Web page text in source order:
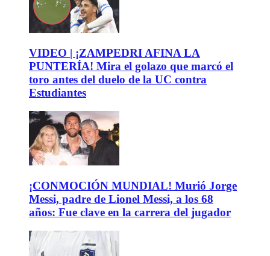
VIDEO | ¡ZAMPEDRI AFINA LA
PUNTERÍA! Mira el golazo que marcó el
toro antes del duelo de la UC contra
Estudiantes
¡CONMOCIÓN MUNDIAL! Murió Jorge
Messi, padre de Lionel Messi, a los 68
años: Fue clave en la carrera del jugador